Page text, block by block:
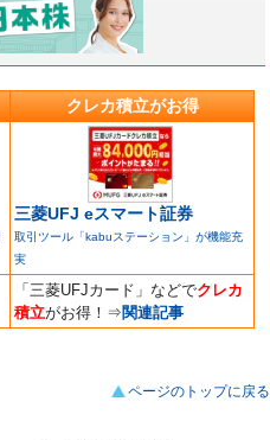
クレカ積立がお得
三菱UFJ eスマート証券
取引ツール「kabuステーション」が機能充
実
「三菱UFJカード」などでクレカ
積立がお得！ ⇒関連記事
ページのトップに戻る